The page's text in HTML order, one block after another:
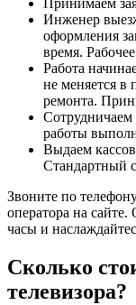
Принимаем
Инженер
оформления
время.
Работа
не меняется в
ремонта.
Сотрудничаем
работы
Выдаем
Стандартный
Звоните по
оператора на
часы и
Сколько
телевизора?